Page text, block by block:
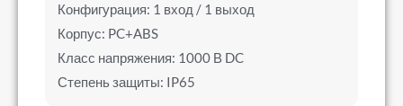
Конфигурация: 1 вход / 1 выход
Корпус: PC+ABS
Класс напряжения: 1000 В DC
Степень защиты: IP65